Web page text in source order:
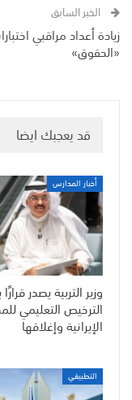
الخبر السابق
زيادة أعداد مراقبي
«الحقوق»
قد يعجبك ايضا
أخبار المدارس
وزير التربية يصدر قرارًا
الترخيص التعليمي
الإيرانية وإغلاقها
التطبيقي